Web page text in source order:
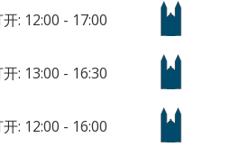
: 12:00 - 17:00
: 13:00 - 16:30
: 12:00 - 16:00